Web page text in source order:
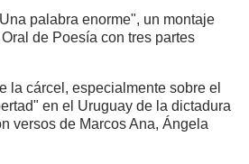
palabra enorme", un montaje
de Poesía con tres partes
la cárcel, especialmente sobre el
en el Uruguay de la dictadura
versos de Marcos Ana, Ángela